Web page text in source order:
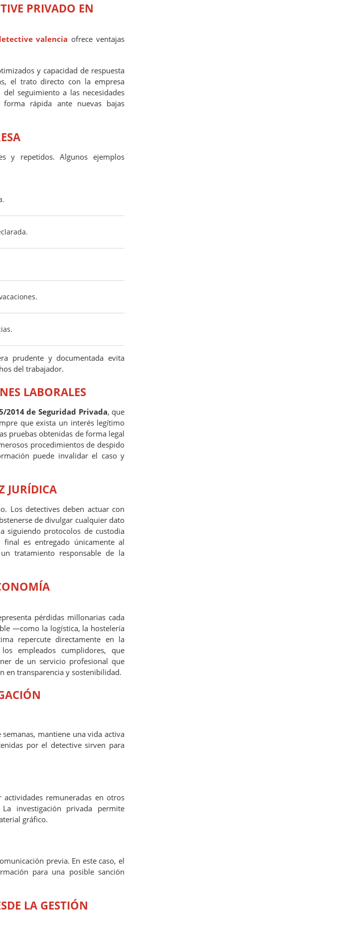
PRIVADO EN
valencia ofrece ventajas
y capacidad de respuesta
el trato directo con la empresa
seguimiento a las necesidades
rápida ante nuevas bajas
y repetidos. Algunos ejemplos
prudente y documentada evita
del trabajador.
LABORALES
2014 de Seguridad Privada, que
que exista un interés legítimo
pruebas obtenidas de forma legal
procedimientos de despido
puede invalidar el caso y
JURÍDICA
Los detectives deben actuar con
de divulgar cualquier dato
siguiendo protocolos de custodia
es entregado únicamente al
tratamiento responsable de la
pérdidas millonarias cada
—como la logística, la hostelería
repercute directamente en la
empleados cumplidores, que
de un servicio profesional que
en transparencia y sostenibilidad.
mantiene una vida activa
por el detective sirven para
remuneradas en otros
investigación privada permite
gráfico.
previa. En este caso, el
para una posible sanción
LA GESTIÓN